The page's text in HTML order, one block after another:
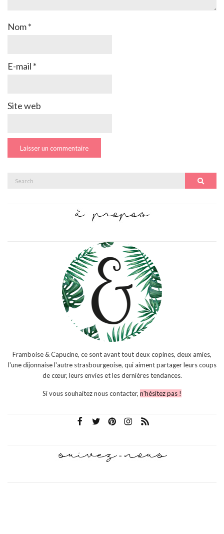
Nom*
E-mail *
Site web
Framboise & Capucine, ce sont avant tout deux copines, deux amies,
l'une dijonnaise l'autre strasbourgeoise, qui aiment partager leurs coups
de cœur, leurs envies et les dernières tendances.
Si vous souhaitez nous contacter, n'hésitez pas !